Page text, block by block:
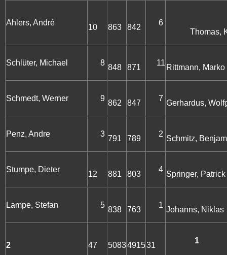
Ahlers, André
10 863 842
6
Thomas,
Schlüter, Michael 8
848 871
11
Rittmann, Marko
Schmedt, Werner 9
862 847
7
Gerhardus,
Penz, Andre 3
791 789
2
Schmitz,
Stumpe, Dieter
12 881 803
4
Springer, Patrick
Lampe, Stefan 5
838 763
1
Johanns, Niklas
2 47 5083491531
1